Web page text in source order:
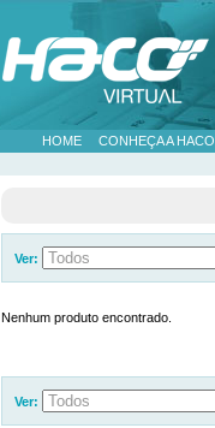
HOME CONHEÇA A HACO
Ver:
Nenhum produto encontrado.
Ver: